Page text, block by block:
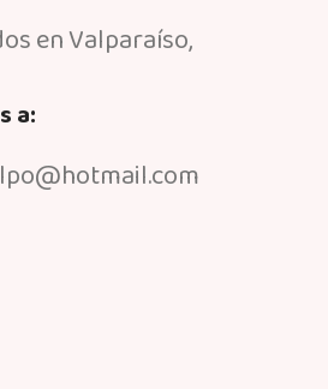
en Valparaíso,
a: